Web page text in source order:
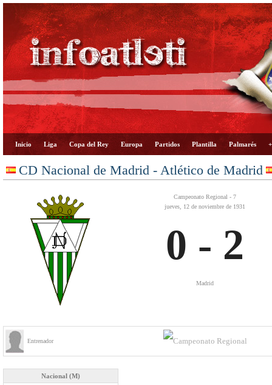
Inicio Liga Copa del Rey Europa Partidos Plantilla Palmarés
CD Nacional de Madrid - Atlético de Madrid
Campeonato Regional - 7
jueves, 12 de noviembre de 1931
0 - 2
Madrid
Entrenador
Nacional (M)